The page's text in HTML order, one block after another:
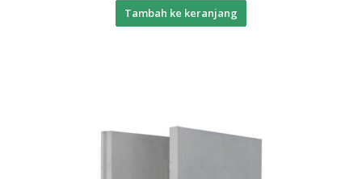
Tambah ke keranjang